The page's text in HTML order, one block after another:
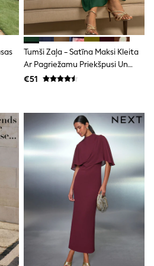
Tumši Zaļa - Satīna Maksi Kleita
Ar Pagriežamu Priekšpusi Un
Garām Piedurknēm
€51